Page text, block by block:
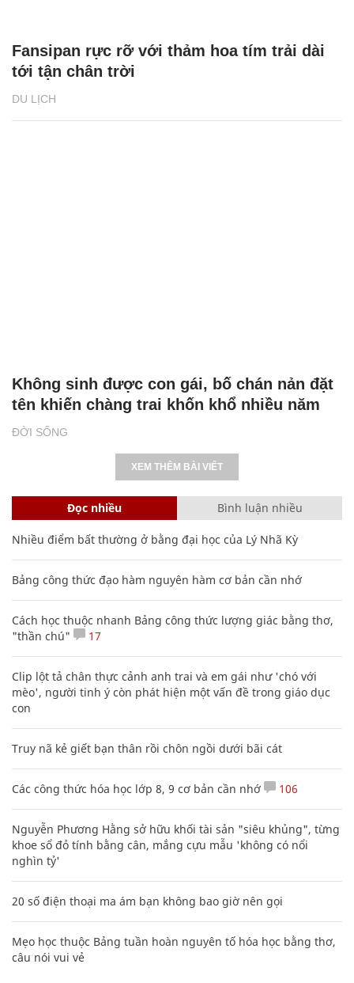
DU LỊCH
Fansipan rực rỡ với thảm hoa tím trải dài
tới tận chân trời
ĐỜI SỐNG
Không sinh được con gái, bố chán nản đặt
tên khiến chàng trai khốn khổ nhiều năm
XEM THÊM BÀI VIẾT
Đọc nhiều Bình luận nhiều
Nhiều điểm bất thường ở bằng đại học của Lý Nhã Kỳ
Bảng công thức đạo hàm nguyên hàm cơ bản cần nhớ
Cách học thuộc nhanh Bảng công thức lượng giác bằng thơ,
"thần chú"
17
Clip lột tả chân thực cảnh anh trai và em gái như 'chó với
mèo', người tinh ý còn phát hiện một vấn đề trong giáo dục
con
Truy nã kẻ giết bạn thân rồi chôn ngồi dưới bãi cát
Các công thức hóa học lớp 8, 9 cơ bản cần nhớ 106
Nguyễn Phương Hằng sở hữu khối tài sản "siêu khủng", từng
khoe sổ đỏ tính bằng cân, mắng cựu mẫu 'không có nổi
nghìn tỷ'
20 số điện thoại ma ám bạn không bao giờ nên gọi
Mẹo học thuộc Bảng tuần hoàn nguyên tố hóa học bằng thơ,
câu nói vui vẻ